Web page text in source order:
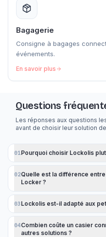
Bagagerie
Consigne à bagages
événements.
En savoir plus
Questions
Les réponses aux questions
avant de choisir leur solution
01Pourquoi choisir Lockolis
02Quelle est la différence
Locker ?
03Lockolis est-il adapté aux
04Combien coûte un casier
autres solutions ?